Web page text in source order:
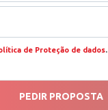
de Proteção de dados.